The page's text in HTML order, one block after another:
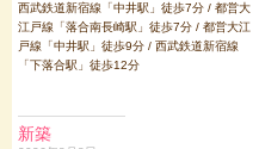
西武鉄道新宿線「中井駅」徒歩7分 / 都営大
江戸線「落合南長崎駅」徒歩7分 / 都営大江
戸線「中井駅」徒歩9分 / 西武鉄道新宿線
「下落合駅」徒歩12分
新築